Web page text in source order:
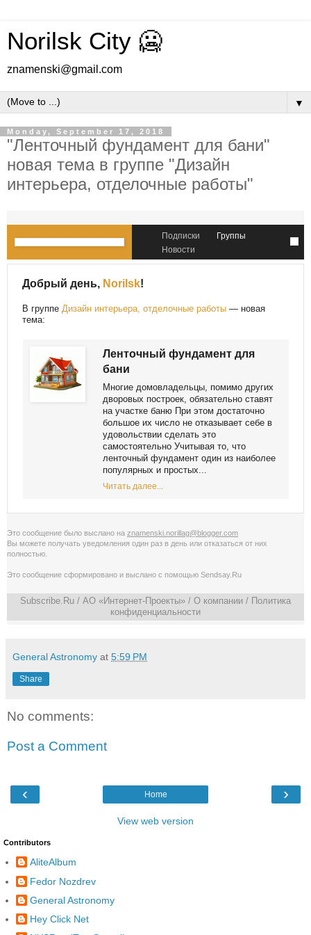
Norilsk City 🥶
znamenski@gmail.com
▼
Monday, September 17, 2018
"Ленточный фундамент для бани"
новая тема в группе "Дизайн
интерьера, отделочные работы"
Подписки
Группы
Новости
Добрый день, Norilsk!
В группе Дизайн интерьера, отделочные работы — новая
тема:
Ленточный фундамент для
бани
Многие домовладельцы, помимо других
дворовых построек, обязательно ставят
на участке баню При этом достаточно
большое их число не отказывает себе в
удовольствии сделать это
самостоятельно Учитывая то, что
ленточный фундамент один из наиболее
популярных и простых...
Читать далее...
Это сообщение было выслано на znamenski.norillag@blogger.com
Вы можете получать уведомления один раз в день или отказаться от них
полностью
Это сообщение сформировано и выслано с помощью Sendsay.Ru
Subscribe.Ru / АО «Интернет-Проекты» / О компании / Политика
конфиденциальности
General Astronomy at 5:59 PM
Share
No comments:
Post a Comment
‹ ›
Home
View web version
Contributors
AliteAlbum
Fedor Nozdrev
General Astronomy
Hey Click Net